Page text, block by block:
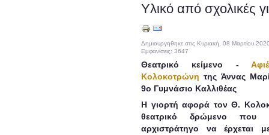
Υλικό από σχολικές
Δημιουργηθηκε στις Κυριακή, 08 Μαρτίου
Εμφανίσεις: 3647
Θεατρικό κείμενο -
Κολοκοτρώνητης Άννας
9ο Γυμνάσιο Καλλιθέας
Η γιορτή αφορά τον Θ.
θεατρικό δρώμενο που
αρχιστράτηγο να έρχεται